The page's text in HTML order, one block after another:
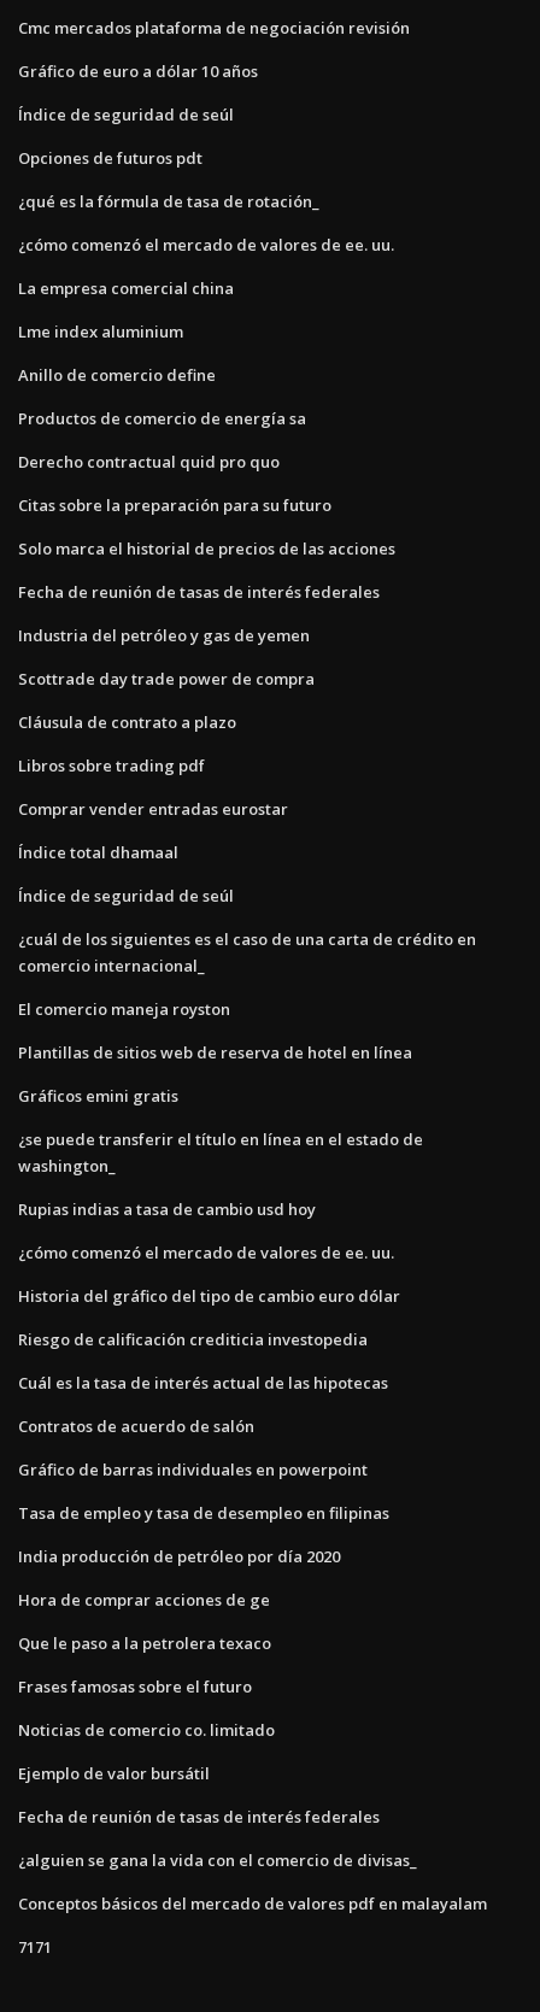
Cmc mercados plataforma de negociación revisión
Gráfico de euro a dólar 10 años
Índice de seguridad de seúl
Opciones de futuros pdt
¿qué es la fórmula de tasa de rotación_
¿cómo comenzó el mercado de valores de ee. uu.
La empresa comercial china
Lme index aluminium
Anillo de comercio define
Productos de comercio de energía sa
Derecho contractual quid pro quo
Citas sobre la preparación para su futuro
Solo marca el historial de precios de las acciones
Fecha de reunión de tasas de interés federales
Industria del petróleo y gas de yemen
Scottrade day trade power de compra
Cláusula de contrato a plazo
Libros sobre trading pdf
Comprar vender entradas eurostar
Índice total dhamaal
Índice de seguridad de seúl
¿cuál de los siguientes es el caso de una carta de crédito en
comercio internacional_
El comercio maneja royston
Plantillas de sitios web de reserva de hotel en línea
Gráficos emini gratis
¿se puede transferir el título en línea en el estado de
washington_
Rupias indias a tasa de cambio usd hoy
¿cómo comenzó el mercado de valores de ee. uu.
Historia del gráfico del tipo de cambio euro dólar
Riesgo de calificación crediticia investopedia
Cuál es la tasa de interés actual de las hipotecas
Contratos de acuerdo de salón
Gráfico de barras individuales en powerpoint
Tasa de empleo y tasa de desempleo en filipinas
India producción de petróleo por día 2020
Hora de comprar acciones de ge
Que le paso a la petrolera texaco
Frases famosas sobre el futuro
Noticias de comercio co. limitado
Ejemplo de valor bursátil
Fecha de reunión de tasas de interés federales
¿alguien se gana la vida con el comercio de divisas_
Conceptos básicos del mercado de valores pdf en malayalam
7171